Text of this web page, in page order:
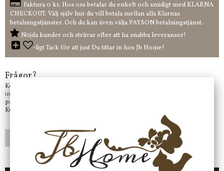
Faktura 0 kr. Hos oss betalar du enkelt och smidigt med KLARNA
CHECKOUT. Välj själv hur du vill betala mellan alla Klarnas
betalningstjänster. Och du kan även välja PAYSON betalningstjänst.
Nöjda kunder och strävar efter att ha snabba leveranser!
-ligt Tack för att just Du tittar in hos Jb Home!
Frågor?
Kontakta oss på
info@jbhome.se
på mail så fort vi kan.
Kundtjänst telefontid öppet vardagar mellan 10.00 - 15.00
LÄGG I ÖNSKELISTA